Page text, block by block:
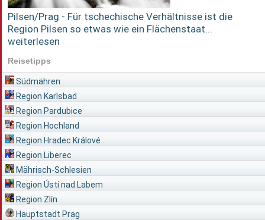
Pilsen/Prag - Für tschechische Verhältnisse ist die
Region Pilsen so etwas wie ein Flächenstaat...
weiterlesen
Reisetipps
Südmähren
Region Karlsbad
Region Pardubice
Region Hochland
Region Hradec Králové
Region Liberec
Mährisch-Schlesien
Region Ústí nad Labem
Region Zlín
Hauptstadt Prag